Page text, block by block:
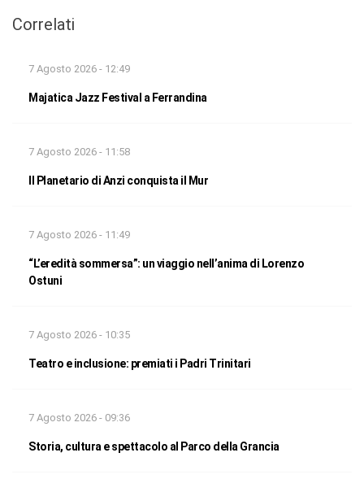
Correlati
7 Agosto 2026 - 12:49
Majatica Jazz Festival a Ferrandina
7 Agosto 2026 - 11:58
Il Planetario di Anzi conquista il Mur
7 Agosto 2026 - 11:49
“L’eredità sommersa”: un viaggio nell’anima di Lorenzo
Ostuni
7 Agosto 2026 - 10:35
Teatro e inclusione: premiati i Padri Trinitari
7 Agosto 2026 - 09:36
Storia, cultura e spettacolo al Parco della Grancia